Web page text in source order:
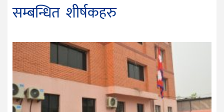
सम्बन्धित शीर्षकहरु